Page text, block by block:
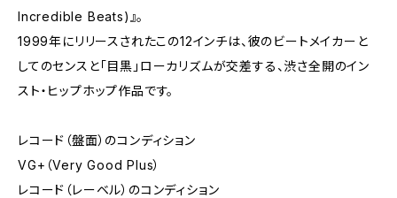
Incredible Beats)』。
1999年にリリースされたこの12インチは、彼のビートメイカーと
してのセンスと「目黒」ローカリズムが交差する、渋さ全開のイン
スト・ヒップホップ作品です。
レコード（盤面）のコンディション
VG+（Very Good Plus）
レコード（レーベル）のコンディション